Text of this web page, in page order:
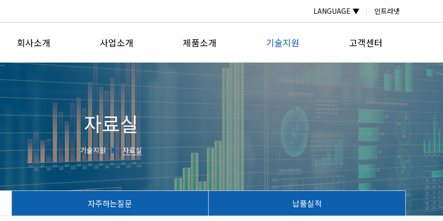
LANGUAGE ▼ 인트라넷
회사소개
인사말
회사연혁
인증현황
주요실적
찾아오시는길
사업소개
유체유동사업부
계측제어사업부
유량교정센터
제품소개
전자유량계
초음파유량계
전자기식수도미터
초음파수위계
유량감시판넬
기술지원
자주하는질문
납품실적
고객센터
온라인문의
공지사항
보도자료
자료실
기술지원 ▶ 자료실
자주하는질문 납품실적